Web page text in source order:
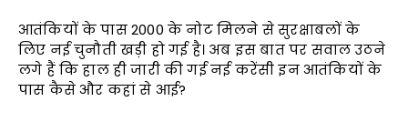
आतंकियों के पास 2000 के नोट मिलने से सुरक्षाबलों के
लिए नई चुनौती खड़ी हो गई है। अब इस बात पर सवाल उठने
लगे हैं कि हाल ही जारी की गई नई करेंसी इन आतंकियों के
पास कैसे और कहां से आई?